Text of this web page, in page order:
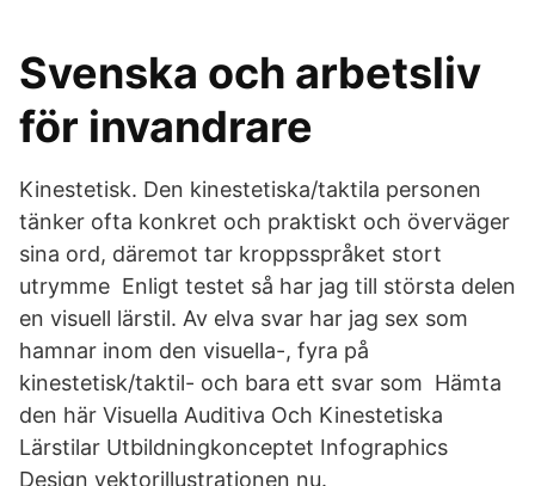
Svenska och arbetsliv
för invandrare
Kinestetisk. Den kinestetiska/taktila personen
tänker ofta konkret och praktiskt och överväger
sina ord, däremot tar kroppsspråket stort
utrymme Enligt testet så har jag till största delen
en visuell lärstil. Av elva svar har jag sex som
hamnar inom den visuella-, fyra på
kinestetisk/taktil- och bara ett svar som Hämta
den här Visuella Auditiva Och Kinestetiska
Lärstilar Utbildningkonceptet Infographics
Design vektorillustrationen nu.